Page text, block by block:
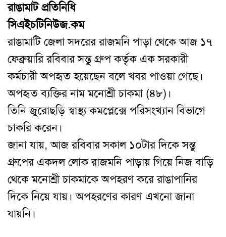
রাঙামাট প্রতিনিধি
সিএইচটিনিউজ.কম
রাঙামাটি জেলা সদরের রাজমনি পাড়া থেকে আজ ১৭
ফেব্রুয়ারি রবিবার সন্তু গ্রুপ কর্তৃক এক সরকারী
কর্মচারী অপহৃত হয়েছেন বলে খবর পাওয়া গেছে।
অপহৃত ব্যক্তির নাম মনোশ্রী চাকমা (৪৮)।
তিনি জুরোছড়ি স্বাস্থ্য কমপ্লেক্সে পরিসংখ্যান বিভাগে
চাকরি করেন।
জানা যায়, আজ রবিবার সকাল ১০টার দিকে সন্তু
গ্রুপের একদল লোক রাজমনি পাড়ায় গিয়ে নিজ বাড়ি
থেকে মনোশ্রী চাকমাকে অপহরণ করে রাঙাপানির
দিকে নিয়ে যায়। অপহরণের কারণ এখনো জানা
যায়নি।